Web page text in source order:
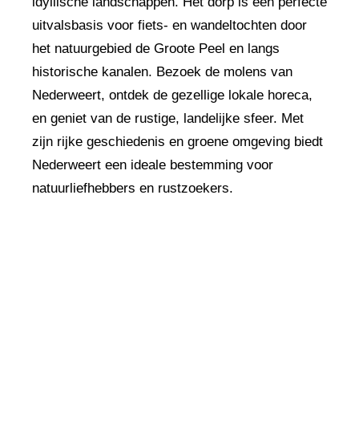
uitvalsbasis voor fiets- en wandeltochten door
het natuurgebied de Groote Peel en langs
historische kanalen. Bezoek de molens van
Nederweert, ontdek de gezellige lokale horeca,
en geniet van de rustige, landelijke sfeer. Met
zijn rijke geschiedenis en groene omgeving biedt
Nederweert een ideale bestemming voor
natuurliefhebbers en rustzoekers.